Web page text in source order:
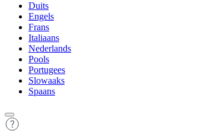
Duits
Engels
Frans
Italiaans
Nederlands
Pools
Portugees
Slowaaks
Spaans